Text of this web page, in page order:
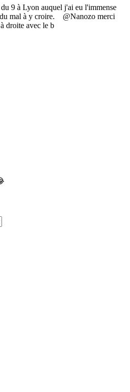
9 à Lyon auquel j'ai eu l'immense
mal à y croire. @Nanozo merci
droite avec le b